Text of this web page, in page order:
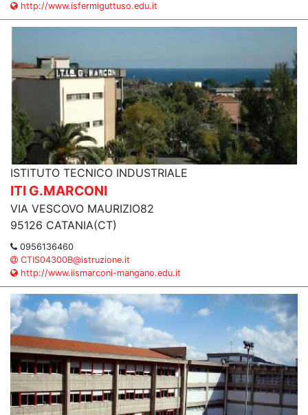
http://www.isfermiguttuso.edu.it
ISTITUTO TECNICO INDUSTRIALE
ITI G.MARCONI
VIA VESCOVO MAURIZIO82
95126 CATANIA(CT)
0956136460
CTIS04300B@istruzione.it
http://www.iismarconi-mangano.edu.it